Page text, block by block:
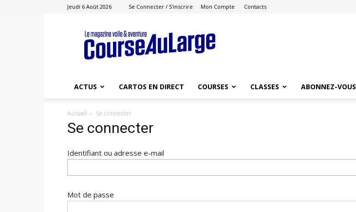
Jeudi 6 Août 2026 Se Connecter / S'inscrire Mon Compte Contacts
Course
au
Large
ACTUS CARTOS EN DIRECT COURSES CLASSES ABONNEZ-VOUS
Accueil Se connecter
Se connecter
Identifiant ou adresse e-mail
Mot de passe